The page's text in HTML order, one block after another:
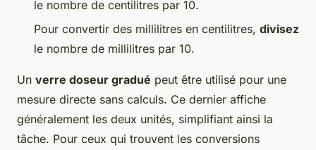
le nombre de centilitres par 10.
Pour convertir des millilitres en centilitres, divisez
le nombre de millilitres par 10.
Un verre doseur gradué peut être utilisé pour une
mesure directe sans calculs. Ce dernier affiche
généralement les deux unités, simplifiant ainsi la
tâche. Pour ceux qui trouvent les conversions